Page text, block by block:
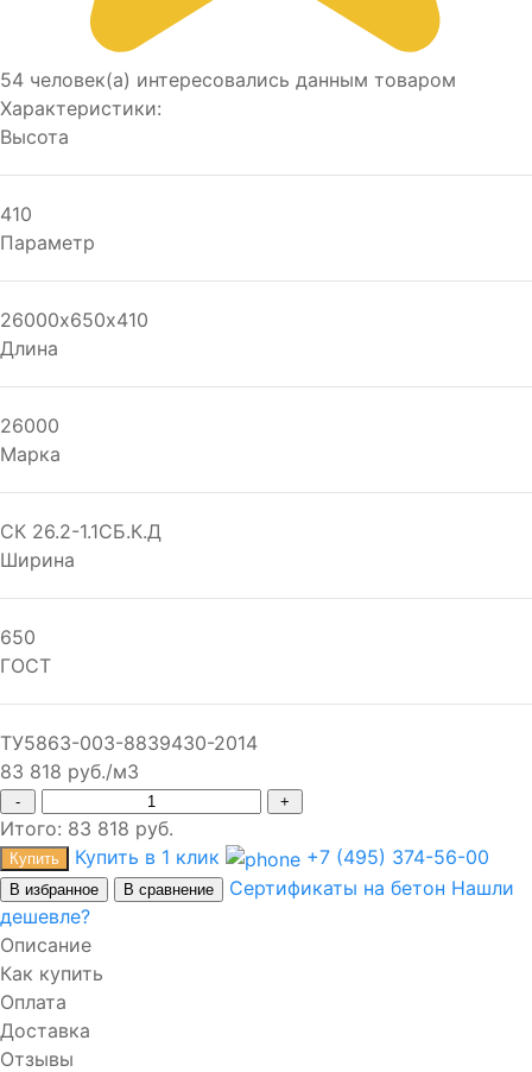
54 человек(а) интересовались данным товаром
Характеристики:
Высота
410
Параметр
26000х650х410
Длина
26000
Марка
СК 26.2-1.1СБ.К.Д
Ширина
650
ГОСТ
ТУ5863-003-8839430-2014
83 818 руб./м3
- +
Итого: 83 818 руб.
Купить Купить в 1 клик +7 (495) 374-56-00
В избранное В сравнение Сертификаты на бетон Нашли
дешевле?
Описание
Как купить
Оплата
Доставка
Отзывы